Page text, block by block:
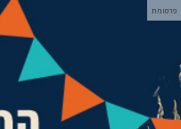
פרסומת